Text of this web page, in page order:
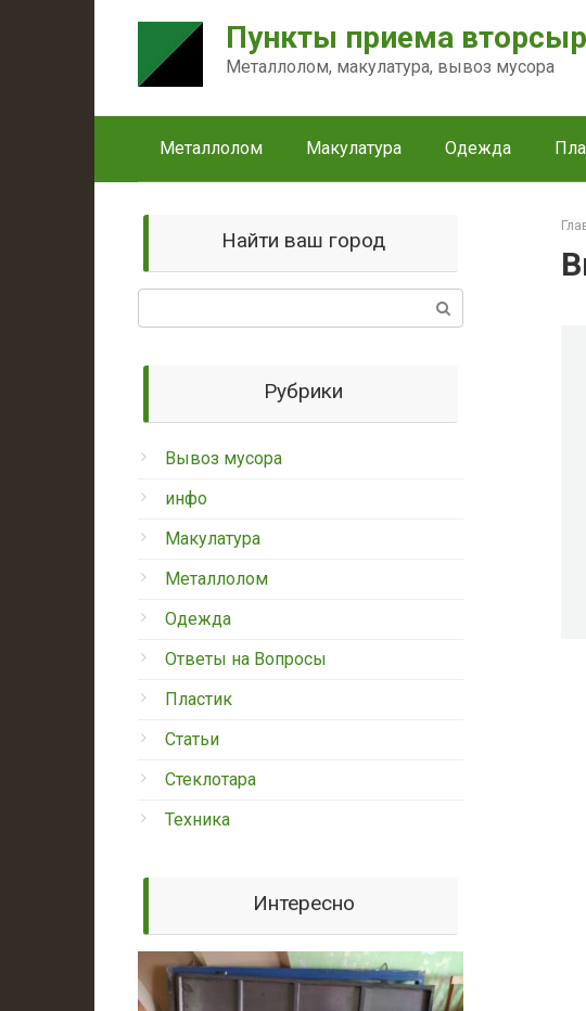
Пункты приема
Металлолом, макулатура, вывоз мусора
Металлолом Макулатура Одежда
Найти ваш город
Рубрики
Вывоз мусора
инфо
Макулатура
Металлолом
Одежда
Ответы на Вопросы
Пластик
Статьи
Стеклотара
Техника
Интересно